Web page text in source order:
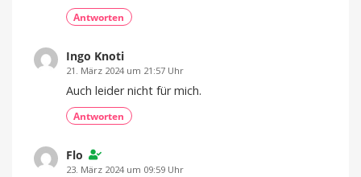
Antworten
Ingo Knoti
21. März 2024 um 21:57 Uhr
Auch leider nicht für mich.
Antworten
Flo
23. März 2024 um 09:59 Uhr